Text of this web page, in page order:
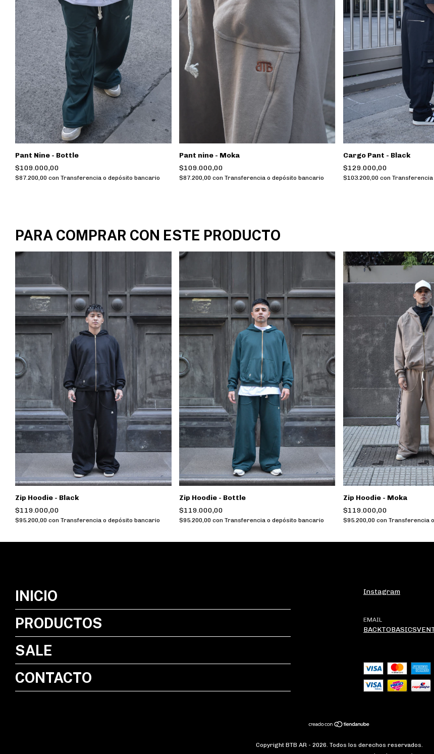
Pant Nine - Bottle
$109.000,00
$87.200,00 con Transferencia o depósito bancario
Pant nine - Moka
$109.000,00
$87.200,00 con Transferencia o depósito bancario
Cargo Pant - Black
$129.000,00
$103.200,00 con
PARA COMPRAR CON ESTE PRODUCTO
Zip Hoodie - Black
$119.000,00
$95.200,00 con Transferencia o depósito bancario
Zip Hoodie - Bottle
$119.000,00
$95.200,00 con Transferencia o depósito bancario
Zip Hoodie - Moka
$119.000,00
$95.200,00 con Transferencia
INICIO
PRODUCTOS
SALE
CONTACTO
Instagram
EMAIL
Copyright BTB AR - 2026. Todos los derechos reservados.